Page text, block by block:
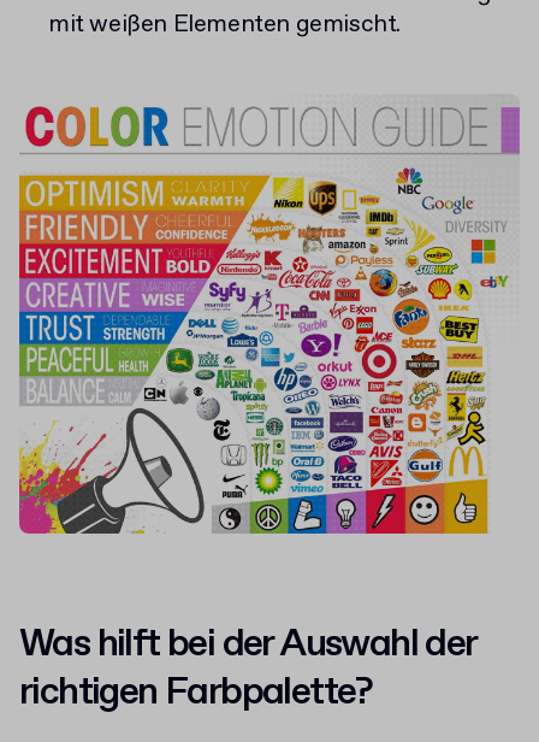
mit weißen Elementen gemischt.
Was hilft bei der Auswahl der
richtigen Farbpalette?